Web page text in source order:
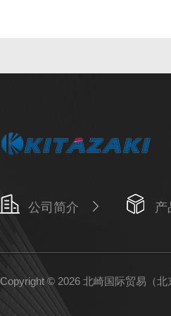
公司简介 产
Copyright © 2026 北崎国际贸易（